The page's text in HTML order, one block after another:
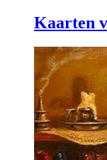
Kaarten